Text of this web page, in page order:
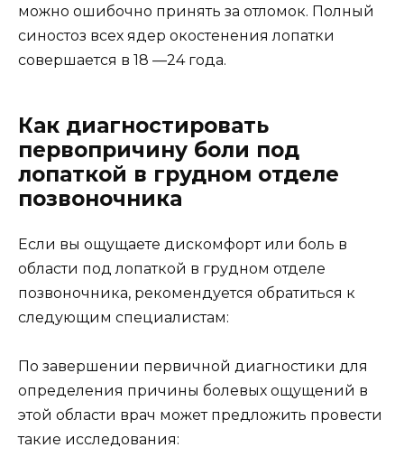
можно ошибочно принять за отломок. Полный
синостоз всех ядер окостенения лопатки
совершается в 18 —24 года.
Как диагностировать
первопричину боли под
лопаткой в грудном отделе
позвоночника
Если вы ощущаете дискомфорт или боль в
области под лопаткой в грудном отделе
позвоночника, рекомендуется обратиться к
следующим специалистам:
По завершении первичной диагностики для
определения причины болевых ощущений в
этой области врач может предложить провести
такие исследования: